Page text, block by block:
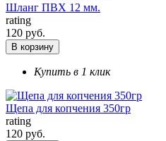
Шланг ПВХ 12 мм.
rating
120 руб.
В корзину
Купить в 1 клик
Щепа для копчения 350гр
rating
120 руб.